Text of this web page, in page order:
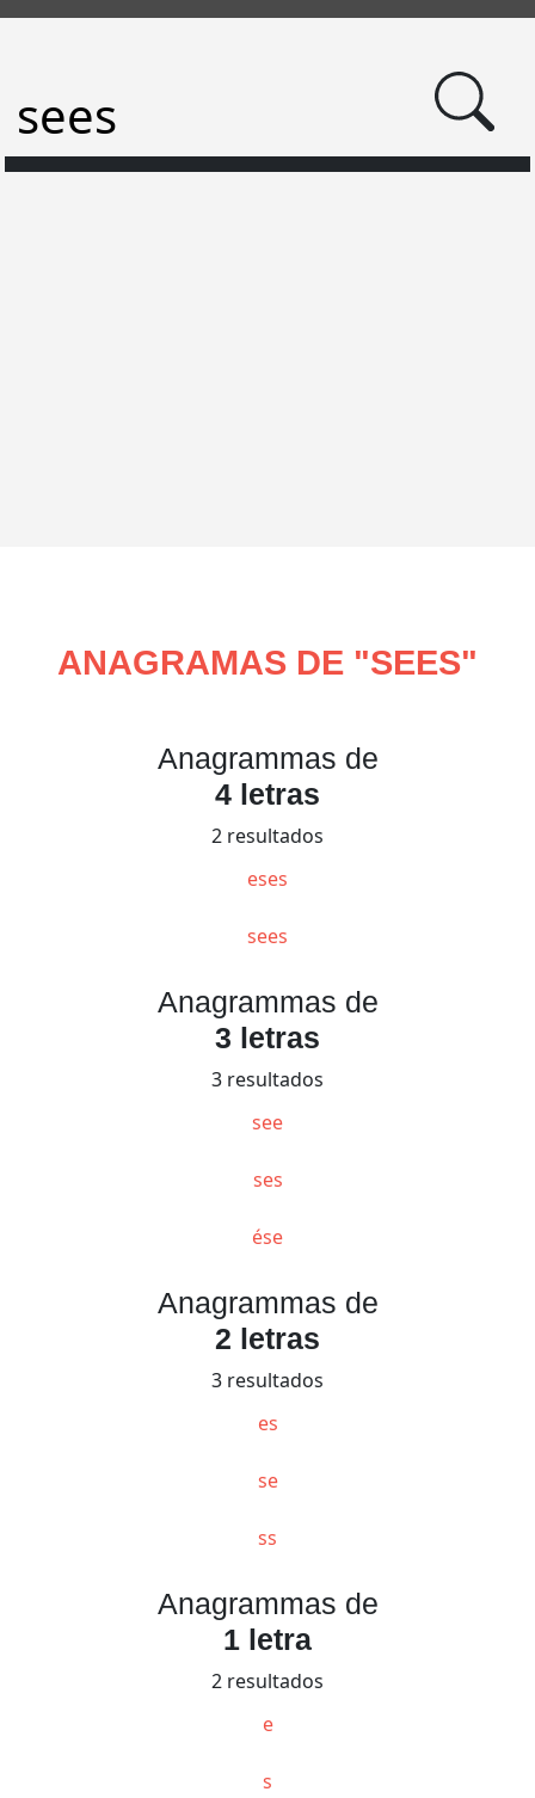
ANAGRAMAS DE "SEES"
Anagrammas de
4 letras
2 resultados
eses
sees
Anagrammas de
3 letras
3 resultados
see
ses
ése
Anagrammas de
2 letras
3 resultados
es
se
ss
Anagrammas de
1 letra
2 resultados
e
s